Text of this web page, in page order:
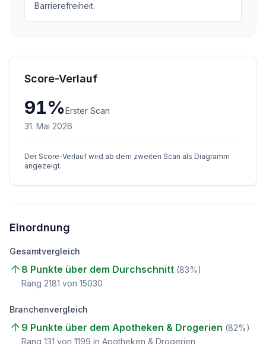
Barrierefreiheit.
Score-Verlauf
91%Erster Scan
31. Mai 2026
Der Score-Verlauf wird ab dem zweiten Scan als Diagramm
angezeigt.
Einordnung
Gesamtvergleich
8 Punkte über dem Durchschnitt (83%)
Rang 2181 von 15030
Branchenvergleich
9 Punkte über dem Apotheken & Drogerien (82%)
Rang 131 von 1199 in Apotheken & Drogerien